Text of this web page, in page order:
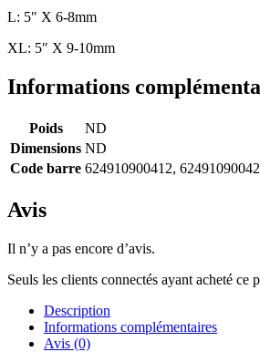
L: 5″ X 6-8mm
XL: 5″ X 9-10mm
Informations
Poids
ND
Dimensions ND
Code barre 624910900412,
Avis
Il n’y a pas encore d’avis.
Seuls les clients connectés ayant acheté
Description
Informations complémentaires
Avis (0)